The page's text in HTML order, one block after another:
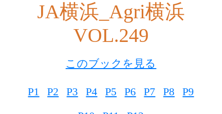
JA横浜_Agri横浜
VOL.249
このブックを見る
P1 P2 P3 P4 P5 P6 P7 P8
P9